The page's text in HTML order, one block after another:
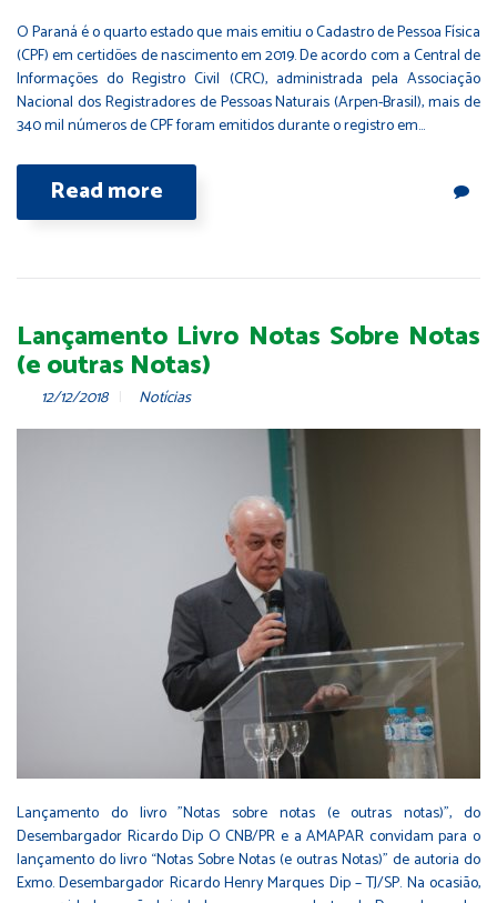
O Paraná é o quarto estado que mais emitiu o Cadastro de Pessoa Física
(CPF) em certidões de nascimento em 2019. De acordo com a Central de
Informações do Registro Civil (CRC), administrada pela Associação
Nacional dos Registradores de Pessoas Naturais (Arpen-Brasil), mais de
340 mil números de CPF foram emitidos durante o registro em…
Read more
Lançamento Livro Notas Sobre Notas
(e outras Notas)
12/12/2018 Notícias
Lançamento do livro "Notas sobre notas (e outras notas)", do
Desembargador Ricardo Dip O CNB/PR e a AMAPAR convidam para o
lançamento do livro “Notas Sobre Notas (e outras Notas)” de autoria do
Exmo. Desembargador Ricardo Henry Marques Dip – TJ/SP. Na ocasião,